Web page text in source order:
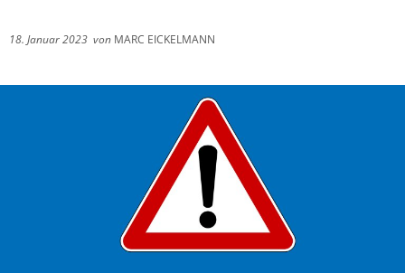
18. Januar 2023 von MARC EICKELMANN